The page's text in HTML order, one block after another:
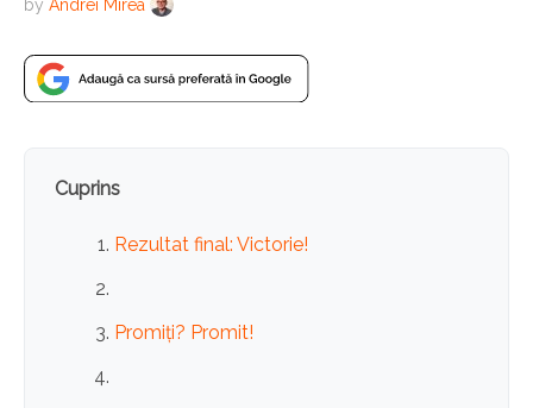
by Andrei Mirea
Cuprins
Rezultat final: Victorie!
Promiți? Promit!